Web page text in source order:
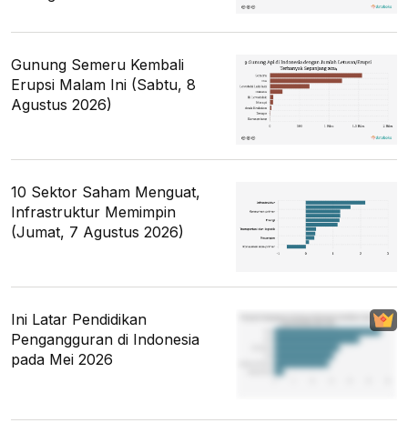
Gunung Semeru Kembali
Erupsi Malam Ini (Sabtu, 8
Agustus 2026)
10 Sektor Saham Menguat,
Infrastruktur Memimpin
(Jumat, 7 Agustus 2026)
Ini Latar Pendidikan
Pengangguran di Indonesia
pada Mei 2026